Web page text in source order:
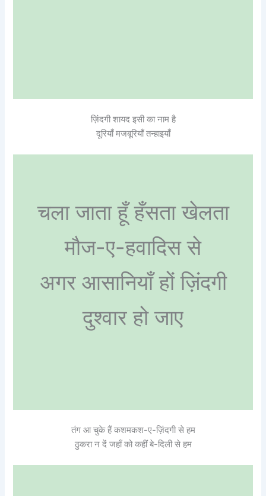
ज़िंदगी शायद इसी का नाम है
दूरियाँ मजबूरियाँ तन्हाइयाँ
चला जाता हूँ हँसता खेलता
मौज-ए-हवादिस से
अगर आसानियाँ हों ज़िंदगी
दुश्वार हो जाए
तंग आ चुके हैं कशमकश-ए-ज़िंदगी से हम
ठुकरा न दें जहाँ को कहीं बे-दिली से हम